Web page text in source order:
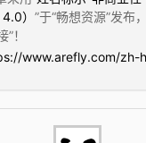
） ”于“畅想资源”发布
”！
www.arefly.com/zh-